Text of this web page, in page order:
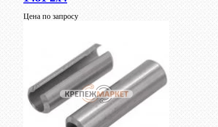
Цена по запросу